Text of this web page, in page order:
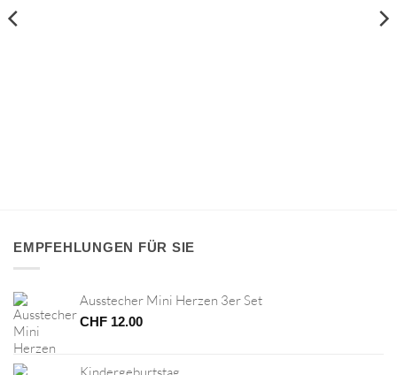
EMPFEHLUNGEN FÜR SIE
Ausstecher Mini Herzen 3er Set
CHF 12.00